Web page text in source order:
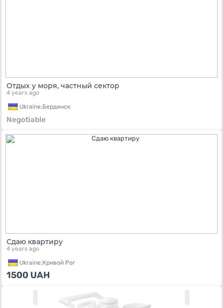
Отдых у моря, частный сектор
4 years ago
Ukraine,Бердянск
Negotiable
Сдаю квартиру
4 years ago
Ukraine,Кривой Рог
1500 UAH